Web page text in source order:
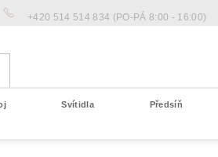
+420 514 514 834 (PO-PÁ 8:00 - 16:00)
Svítidla Předsíň